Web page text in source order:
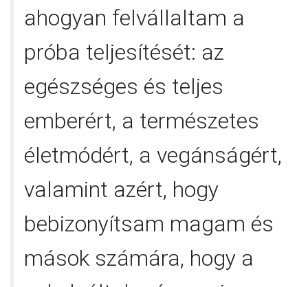
ahogyan felvállaltam a
próba teljesítését: az
egészséges és teljes
emberért, a természetes
életmódért, a vegánságért,
valamint azért, hogy
bebizonyítsam magam és
mások számára, hogy a